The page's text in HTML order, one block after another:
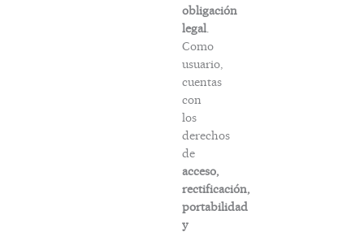
obligación
legal.
Como
usuario,
cuentas
con
los
derechos
de
acceso,
rectificación,
portabilidad
y